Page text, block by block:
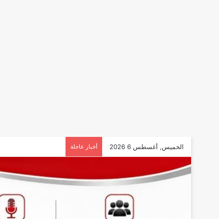
الخميس, أغسطس 6 2026 أخبار عاجلة